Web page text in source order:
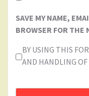
SAVE MY NAME,
BROWSER FOR THE
BY USING THIS
AND HANDLING OF